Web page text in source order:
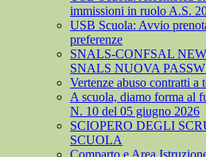
immissioni in ruolo A.S.
USB Scuola: Avvio
preferenze
SNALS-CONFSAL
SNALS NUOVA
Vertenze abuso contratti a
A scuola, diamo forma al
N. 10 del 05 giugno 2026
SCIOPERO DEGLI
SCUOLA